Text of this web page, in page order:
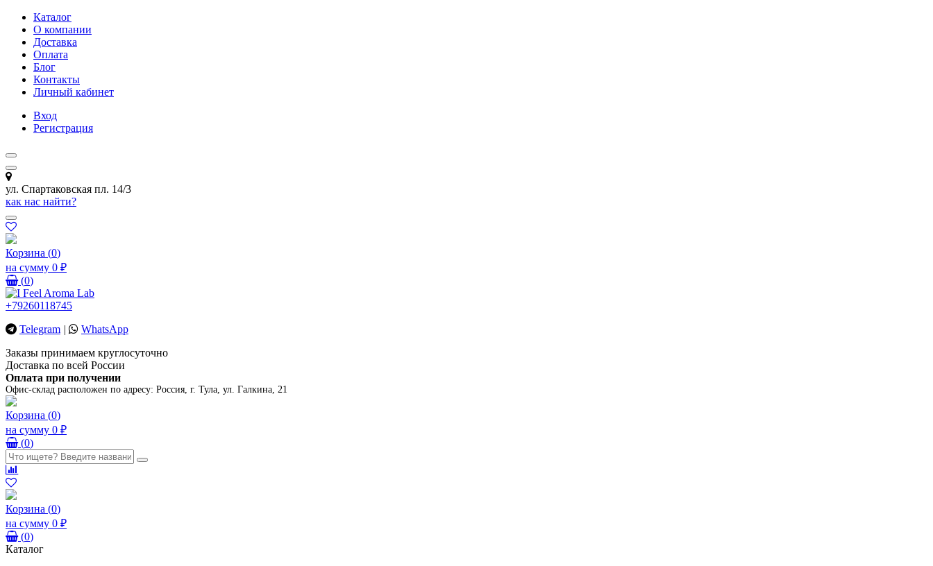
Каталог
О компании
Доставка
Оплата
Блог
Контакты
Личный кабинет
Вход
Регистрация
ул. Спартаковская пл. 14/3
как нас найти?
Корзина (0)
на сумму 0 ₽
(0)
+79260118745
Telegram |
WhatsApp
Заказы принимаем круглосуточно
Доставка по всей России
Оплата при получении
Офис-склад расположен по адресу: Россия, г. Тула, ул. Галкина, 21
Корзина (0)
на сумму 0 ₽
(0)
Корзина (0)
на сумму 0 ₽
(0)
Каталог